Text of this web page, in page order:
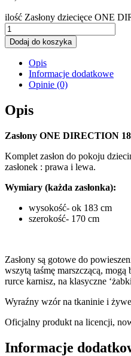
ilość Zasłony dziecięce ONE
Dodaj do koszyka
Opis
Informacje dodatkowe
Opinie (0)
Opis
Zasłony ONE DIRECTION
Komplet zasłon do pokoju
zasłonek : prawa i lewa.
Wymiary (każda zasłonka):
wysokość- ok 183 cm
szerokość- 170 cm
Zasłony są gotowe do
wszytą taśmę marszczącą,
rurce karnisz, na klasyczne
Wyraźny wzór na tkaninie i
Oficjalny produkt na licencji,
Informacje